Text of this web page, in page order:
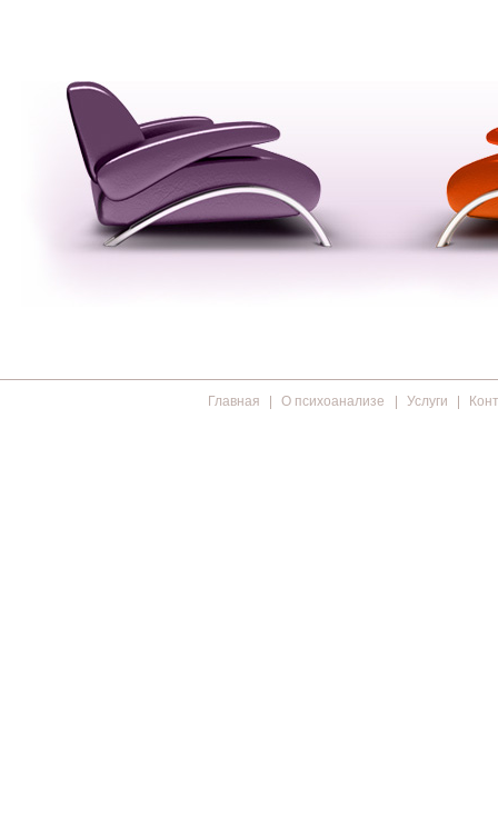
Главная О психоанализе Услуги